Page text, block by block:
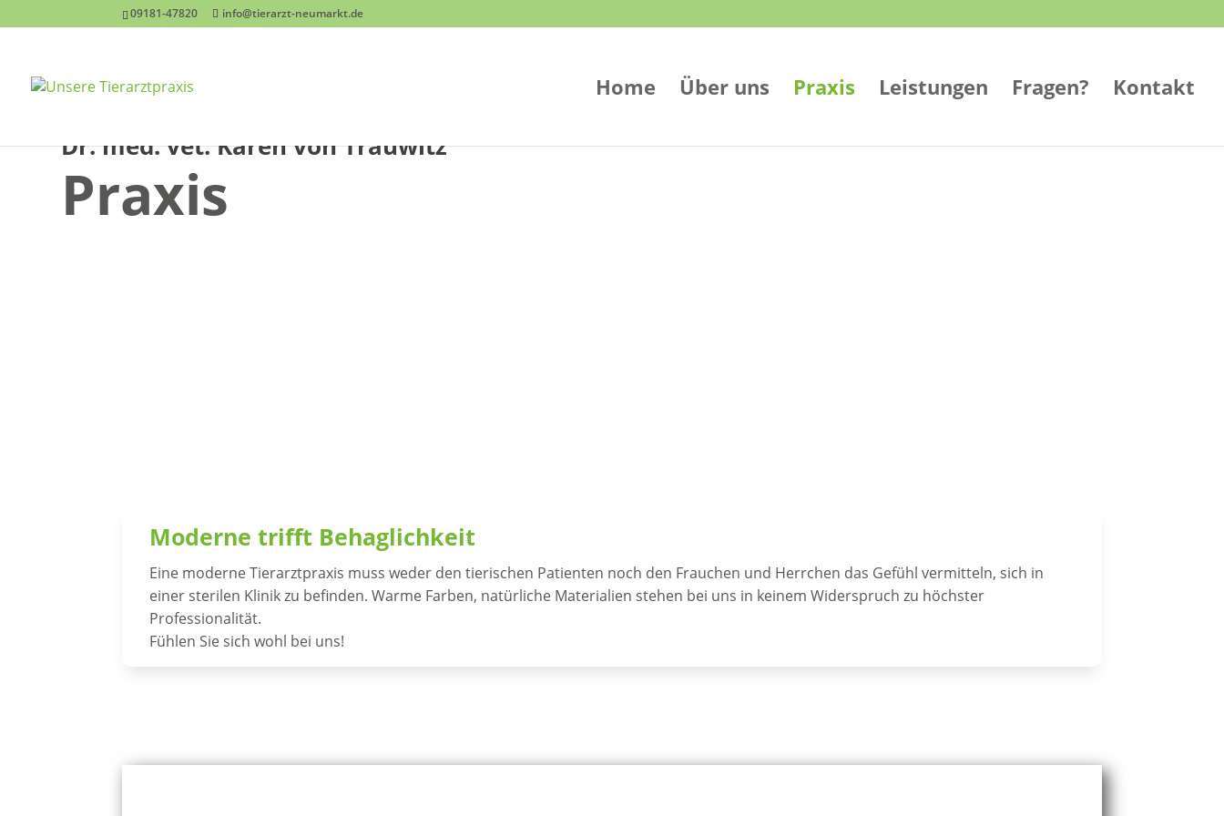
09181-47820 info@tierarzt-neumarkt.de
Home Über uns Praxis Leistungen Fragen? Kontakt
Dr. med. vet. Karen von Trauwitz
Praxis
Moderne trifft Behaglichkeit
Eine moderne Tierarztpraxis muss weder den tierischen Patienten noch den Frauchen und Herrchen das Gefühl vermitteln, sich in
einer sterilen Klinik zu befinden. Warme Farben, natürliche Materialien stehen bei uns in keinem Widerspruch zu höchster
Professionalität.
Fühlen Sie sich wohl bei uns!